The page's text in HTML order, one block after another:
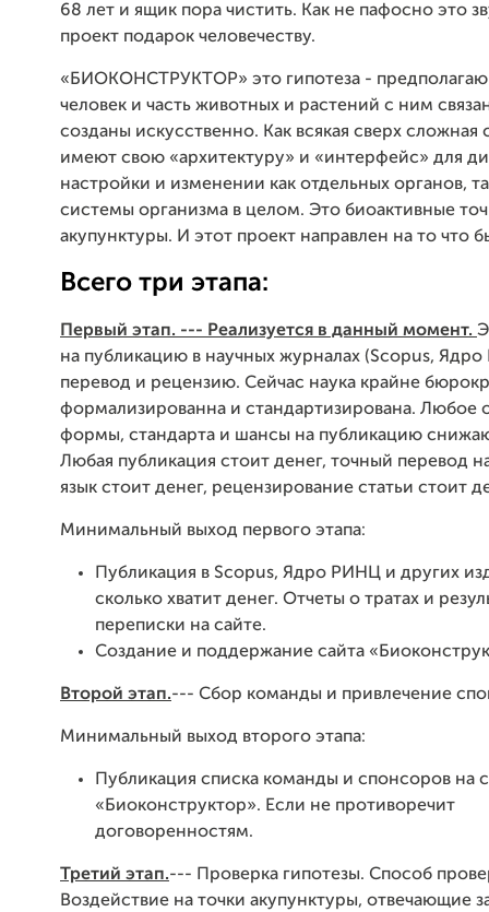
68 лет и ящик пора чистить. Как не пафосно это
проект подарок человечеству.
«БИОКОНСТРУКТОР» это гипотеза -
человек и часть животных и растений с ним
созданы искусственно. Как всякая сверх сложная
имеют свою «архитектуру» и «интерфейс» для
настройки и изменении как отдельных органов,
системы организма в целом. Это биоактивные
акупунктуры. И этот проект направлен на то что
Всего три этапа:
Первый этап. --- Реализуется в данный момент.
на публикацию в научных журналах (Scopus,
перевод и рецензию. Сейчас наука крайне
формализированна и стандартизирована. Любое
формы, стандарта и шансы на публикацию
Любая публикация стоит денег, точный перевод
язык стоит денег, рецензирование статьи стоит
Минимальный выход первого этапа:
Публикация в Scopus, Ядро РИНЦ и других
сколько хватит денег. Отчеты о тратах и
переписки на сайте.
Создание и поддержание сайта
Второй этап.--- Сбор команды и привлечение
Минимальный выход второго этапа:
Публикация списка команды и спонсоров на
«Биоконструктор». Если не противоречит
договоренностям.
Третий этап.--- Проверка гипотезы. Способ
Воздействие на точки акупунктуры, отвечающие